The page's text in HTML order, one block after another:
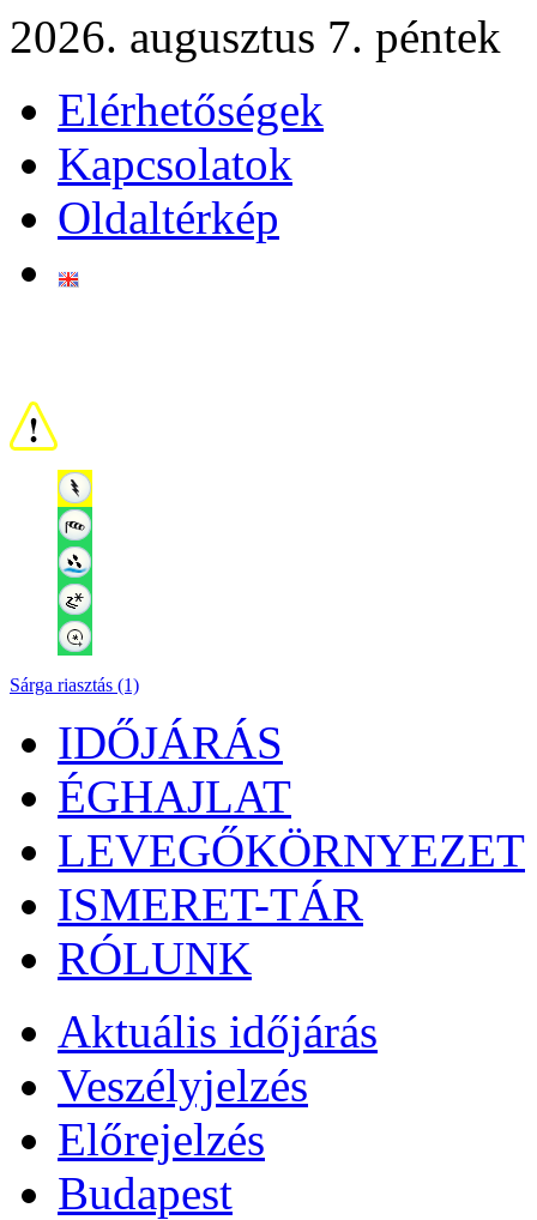
2026. augusztus 7. péntek
Elérhetőségek
Kapcsolatok
Oldaltérkép
Sárga riasztás (1)
IDŐJÁRÁS
ÉGHAJLAT
LEVEGŐKÖRNYEZET
ISMERET-TÁR
RÓLUNK
Aktuális időjárás
Veszélyjelzés
Előrejelzés
Budapest